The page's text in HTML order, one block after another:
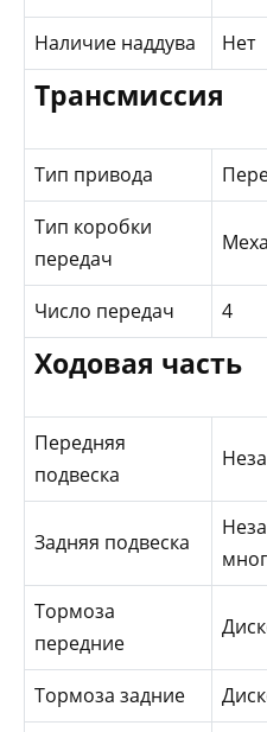
Наличие наддува Нет
Трансмиссия
Тип привода
Тип коробки
передач
Число передач 4
Ходовая часть
Передняя
подвеска
Задняя подвеска
Тормоза
передние
Тормоза задние